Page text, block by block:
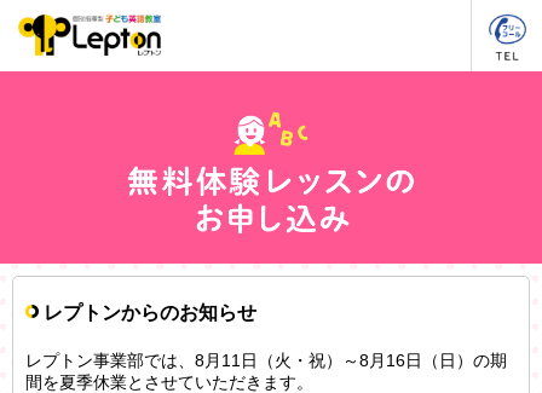
レプトンからのお知らせ
レプトン事業部では、8月11日（火・祝）～8月16日（日）の期
間を夏季休業とさせていただきます。